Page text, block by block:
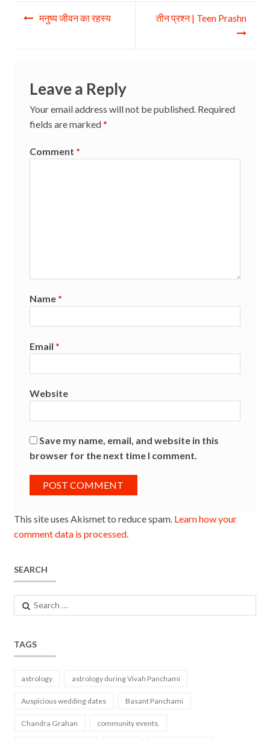
o
Postमनुष्य जीवन का रहस्य तीन प्रश्न | Teen Prashn
Leave a Reply
Your email address will not be published. Required
fields are marked*
Comment *
Name *
Email *
Website
Save my name, email, and website in this
browser for the next time I comment.
This site uses Akismet to reduce spam. Learn how your
comment data is processed.
SEARCH
Search
for:
TAGS
astrology astrology during Vivah Panchami
Auspicious wedding dates Basant Panchami
Chandra Grahan community events.